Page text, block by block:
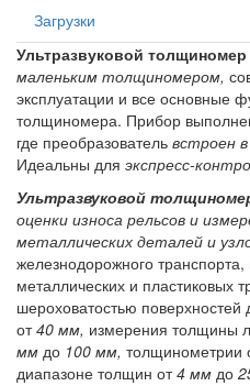
Загрузки
Ультразвуковой
маленьким толщиномером,
эксплуатации и все основные
толщиномера. Прибор
где преобразователь встроен
Идеальны для экспресс-
Ультразвуковой
оценки износа рельсов и
металлических деталей и
железнодорожного
металлических и пластиковых
шероховатостью поверхностей
от40 мм, измерения толщины
мм до 100 мм, толщинометрии
диапазоне толщин от4 мм до